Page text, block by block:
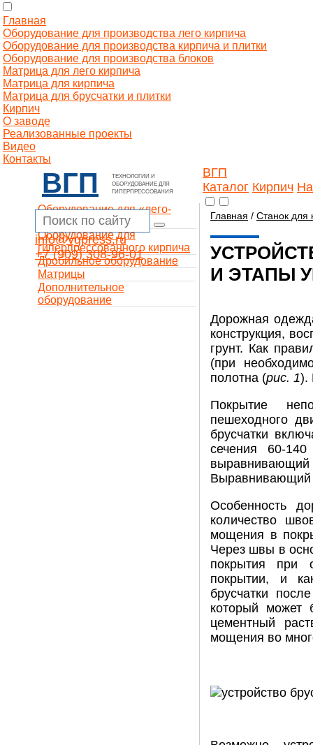
Главная
Оборудование для производства лего кирпича
Оборудование для производства кирпича и плитки
Оборудование для производства блоков
Матрица для лего кирпича
Матрица для кирпича
Матрица для брусчатки и плитки
Кирпич
О заводе
Реализованные проекты
Видео
Контакты
ВГП
ТЕХНОЛОГИИ И
ОБОРУДОВАНИЕ ДЛЯ
ГИПЕРПРЕССОВАНИЯ
ВГП
Каталог Кирпич
info@vgpress.ru
+7 (909) 308-96-01
Оборудование для «лего-
кирпича»
Оборудование для
гиперпрессованного кирпича
Дробильное оборудование
Матрицы
Дополнительное
оборудование
Главная / Станок для
И ЭТАПЫ
Дорожная
конструкция,
грунт. Как
(при
полотна (рис. 1).
Покрытие
пешеходного
брусчатки
сечения 60-
Выравнивающий
Особенность
количество
мощения в
Через швы в
покрытия при
покрытии, и
брусчатки
который может
цементный
мощения во